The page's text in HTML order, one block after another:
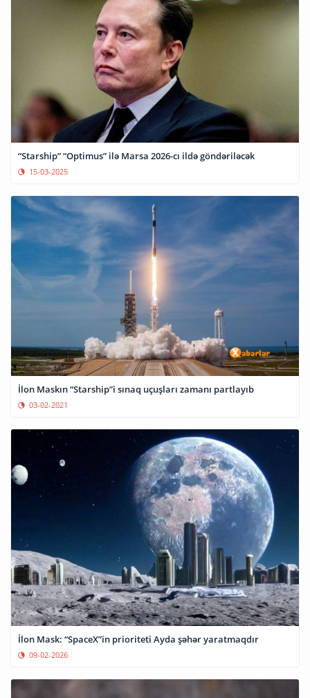
“Starship” “Optimus” ilə Marsa 2026-cı ildə göndəriləcək
15-03-2025
İlon Maskın “Starship”i sınaq uçuşları zamanı partlayıb
03-02-2021
İlon Mask: “SpaceX”in prioriteti Ayda şəhər yaratmaqdır
09-02-2026